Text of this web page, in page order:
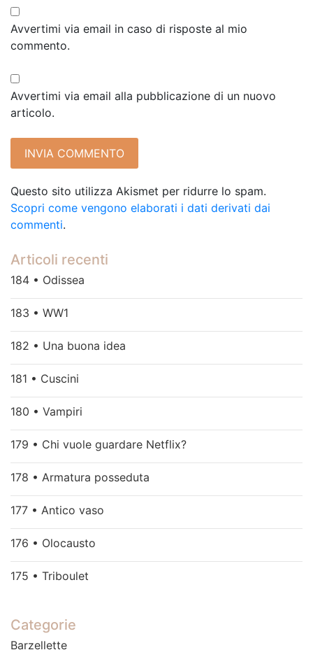
Avvertimi via email in caso di risposte al mio
commento.
Avvertimi via email alla pubblicazione di un nuovo
articolo.
Questo sito utilizza Akismet per ridurre lo spam.
Scopri come vengono elaborati i dati derivati dai
commenti.
Articoli recenti
184 • Odissea
183 • WW1
182 • Una buona idea
181 • Cuscini
180 • Vampiri
179 • Chi vuole guardare Netflix?
178 • Armatura posseduta
177 • Antico vaso
176 • Olocausto
175 • Triboulet
Categorie
Barzellette